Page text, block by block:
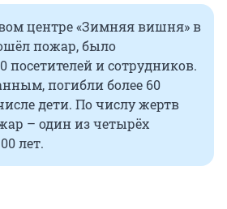
центре «Зимняя вишня» в
пожар, было
посетителей и сотрудников.
погибли более 60
дети. По числу жертв
– один из четырёх
лет.